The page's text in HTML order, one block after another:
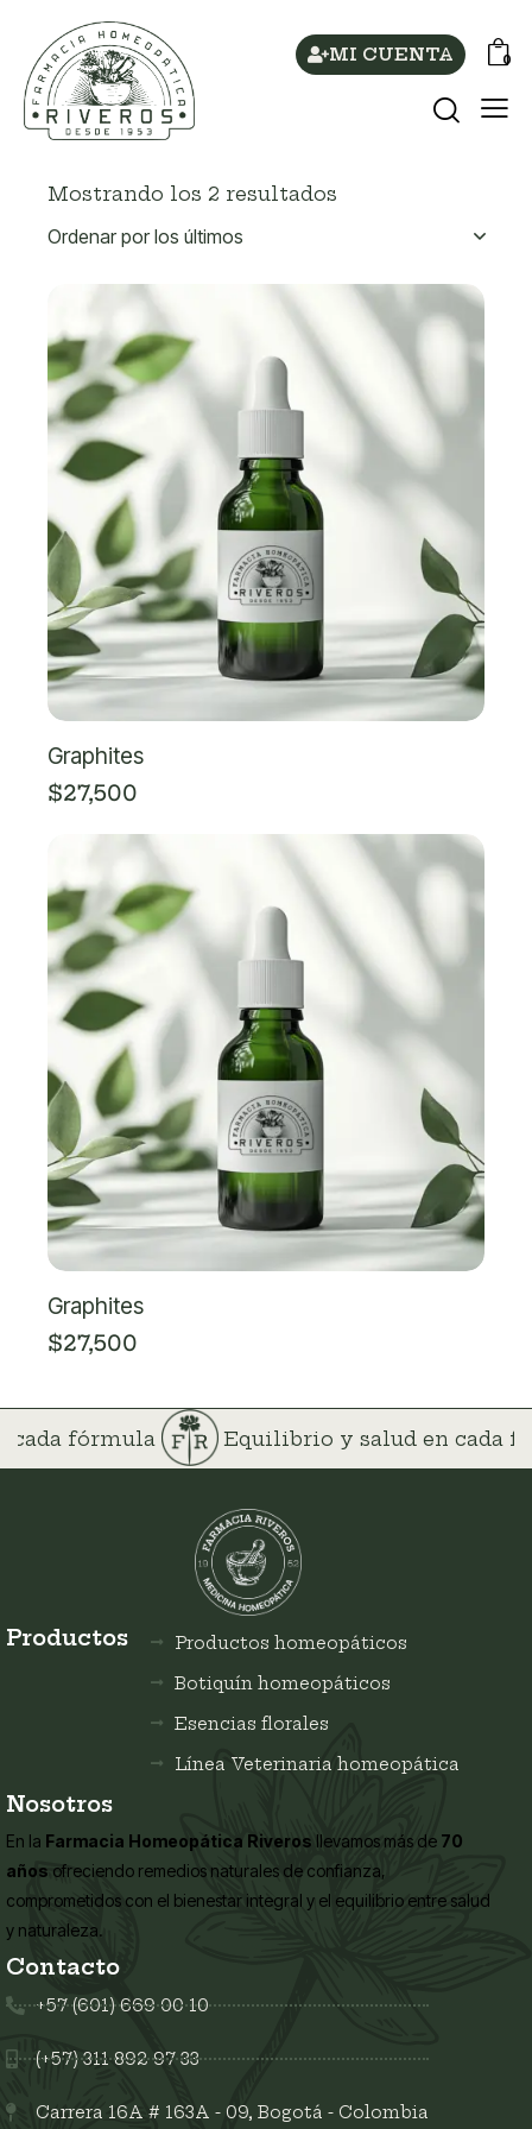
MI CUENTA 0
Mostrando los 2 resultados
Graphites
$27,500
Graphites
$27,500
cada fórmula Equilibrio y salud en cada
Productos
Productos homeopáticos
Botiquín homeopáticos
Esencias florales
Línea Veterinaria homeopática
Nosotros
En la Farmacia Homeopática Riveros llevamos más de 70
años ofreciendo remedios naturales de confianza,
comprometidos con el bienestar integral y el equilibrio entre salud
y naturaleza.
Contacto
+57 (601) 669 00 10
(+57) 311 892 97 33
Carrera 16A # 163A - 09, Bogotá - Colombia